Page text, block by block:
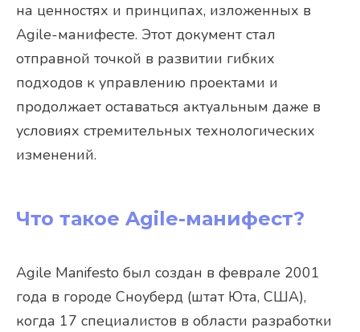
на ценностях и принципах, изложенных в
Agile-манифесте. Этот документ стал
отправной точкой в развитии гибких
подходов к управлению проектами и
продолжает оставаться актуальным даже в
условиях стремительных технологических
изменений.
Что такое Agile-манифест?
Agile Manifesto был создан в феврале 2001
года в городе Сноуберд (штат Юта, США),
когда 17 специалистов в области разработки